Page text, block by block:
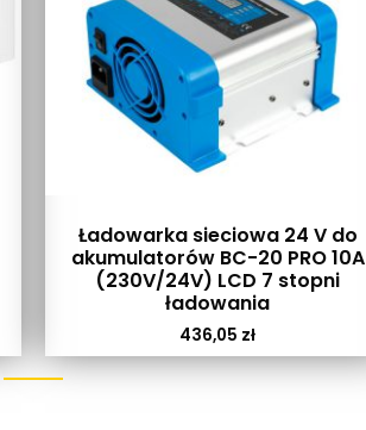
Ładowarka sieciowa 24 V do
akumulatorów BC-20 PRO 10A
(230V/24V) LCD 7 stopni
ładowania
436,05 zł